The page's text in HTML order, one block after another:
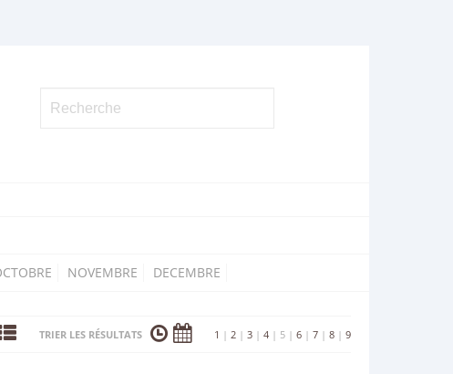
NOVEMBRE DECEMBRE
1 | 2 | 3 | 4 | 5 | 6 | 7 | 8 | 9
TRIER LES RÉSULTATS